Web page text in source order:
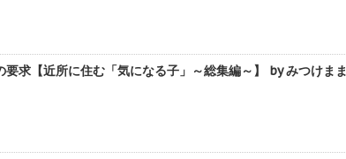
求【近所に住む「気になる子」～総集編～】 by みつけまま